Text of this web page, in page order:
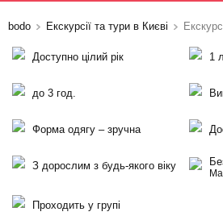
bodo Екскурсії та тури в Києві
Доступно цілий рік 1
до 3 год.
Форма одягу – зручна
З дорослим з будь-якого віку
Проходить у групі